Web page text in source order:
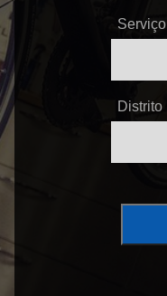
Serviço
Distrito